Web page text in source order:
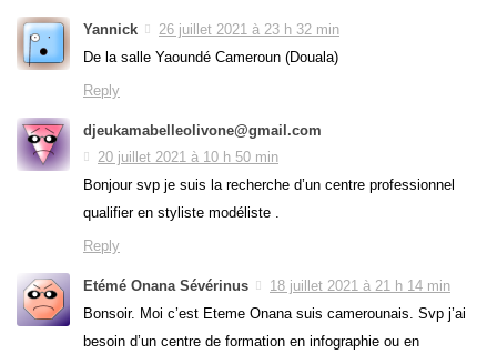
Yannick
26 juillet 2021 à 23 h 32 min
De la salle Yaoundé Cameroun (Douala)
Reply
djeukamabelleolivone@gmail.com
20 juillet 2021 à 10 h 50 min
Bonjour svp je suis la recherche d’un centre professionnel
qualifier en styliste modéliste .
Reply
Etémé Onana Sévérinus
18 juillet 2021 à 21 h 14 min
Bonsoir. Moi c’est Eteme Onana suis camerounais. Svp j’ai
besoin d’un centre de formation en infographie ou en